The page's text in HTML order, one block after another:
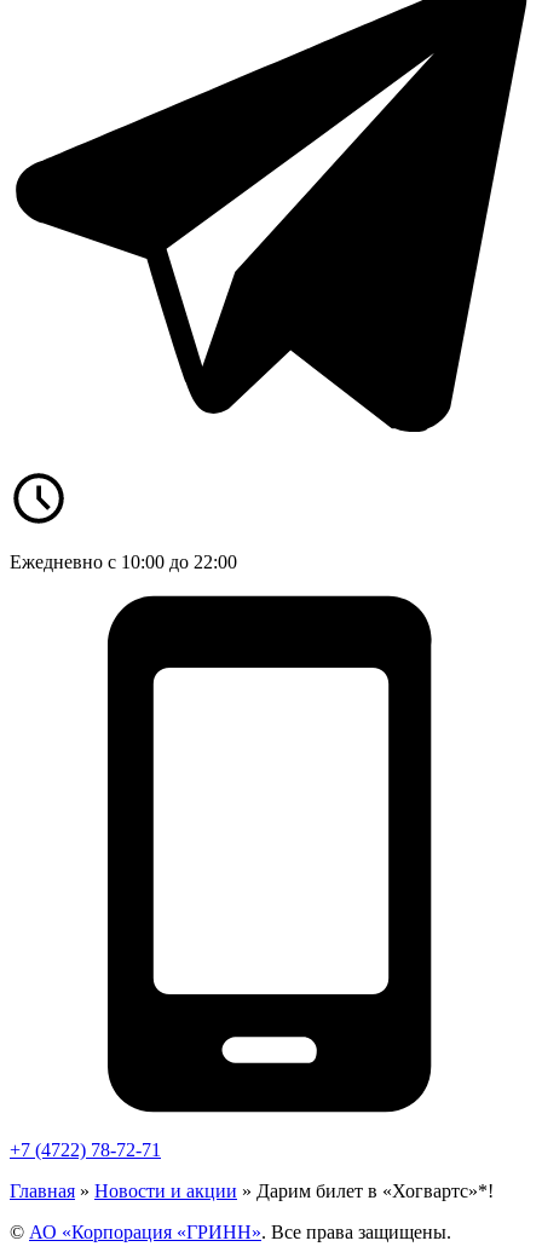
Ежедневно с 10:00 до 22:00
+7 (4722) 78-72-71
Главная » Новости и акции » Дарим билет в «Хогвартс»*!
© АО «Корпорация «ГРИНН». Все права защищены.